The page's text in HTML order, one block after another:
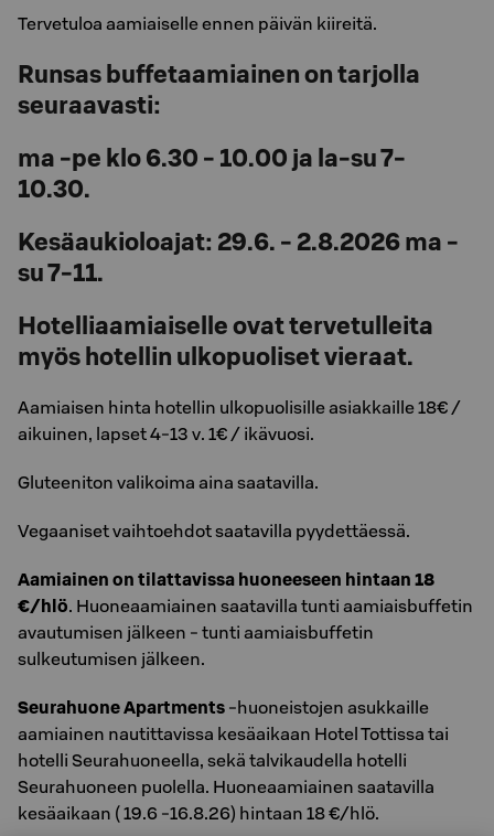
Tervetuloa aamiaiselle ennen päivän kiireitä.
Runsas buffetaamiainen on tarjolla
seuraavasti:
ma -pe klo 6.30 - 10.00 ja la-su 7-
10.30.
Kesäaukioloajat: 29.6. - 2.8.2026 ma -
su 7-11.
Hotelliaamiaiselle ovat tervetulleita
myös hotellin ulkopuoliset vieraat.
Aamiaisen hinta hotellin ulkopuolisille asiakkaille 18€ /
aikuinen, lapset 4-13 v. 1€ / ikävuosi.
Gluteeniton valikoima aina saatavilla.
Vegaaniset vaihtoehdot saatavilla pyydettäessä.
Aamiainen on tilattavissa huoneeseen hintaan 18
€/hlö. Huoneaamiainen saatavilla tunti aamiaisbuffetin
avautumisen jälkeen - tunti aamiaisbuffetin
sulkeutumisen jälkeen.
Seurahuone Apartments -huoneistojen asukkaille
aamiainen nautittavissa kesäaikaan Hotel Tottissa tai
hotelli Seurahuoneella, sekä talvikaudella hotelli
Seurahuoneen puolella. Huoneaamiainen saatavilla
kesäaikaan ( 19.6 -16.8.26) hintaan 18 €/hlö.